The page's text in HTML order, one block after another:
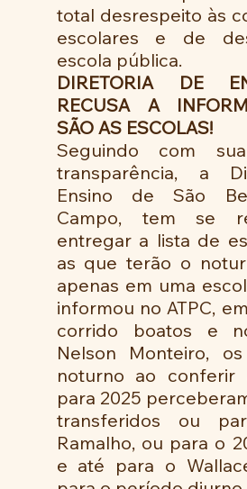
total desrespeito às
escolares e de
escola pública.
DIRETORIA DE
RECUSA A
SÃO AS ESCOLAS!
Seguindo com
transparência, a
Ensino de São
Campo, tem se
entregar a lista de
as que terão o
apenas em uma
informou no ATPC,
corrido boatos e
Nelson Monteiro,
noturno ao conferir
para 2025
transferidos ou
Ramalho, ou para o
e até para o